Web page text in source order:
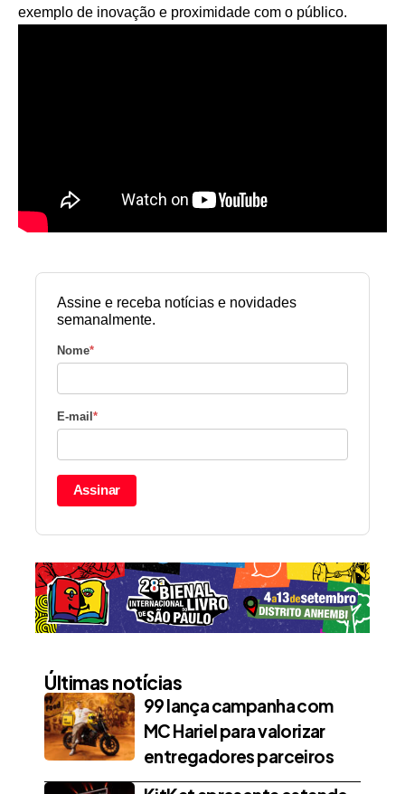
exemplo de inovação e proximidade com o público.
Assine e receba notícias e novidades
semanalmente.
Nome*
E-mail *
Assinar
Últimas notícias
99 lança campanha com
MC Hariel para valorizar
entregadores parceiros